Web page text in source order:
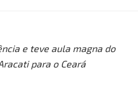
e teve aula magna do
para o Ceará